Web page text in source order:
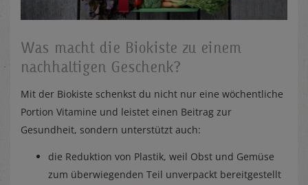
Was macht die Biokiste zu einem
nachhaltigen Geschenk?
Mit der Biokiste schenkst du nicht nur eine wöchentliche
Portion Vitamine und leistet einen Beitrag zur
Gesundheit, sondern unterstützt auch:
die Reduktion von Plastik, weil Obst und Gemüse
zum überwiegenden Teil unverpackt bereitgestellt